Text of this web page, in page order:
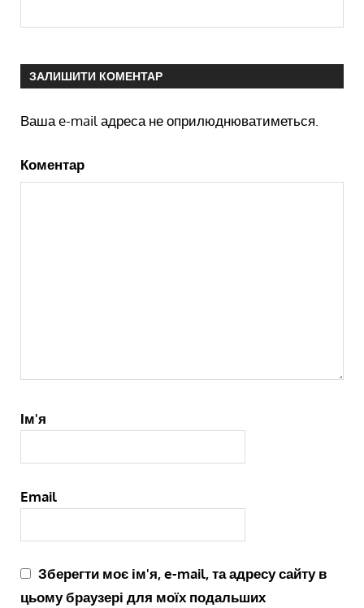
ЗАЛИШИТИ КОМЕНТАР
Ваша e-mail адреса не оприлюднюватиметься.
Коментар
Ім'я
Email
Зберегти моє ім'я, e-mail, та адресу сайту в
цьому браузері для моїх подальших